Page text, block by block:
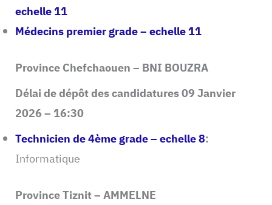
echelle 11
Médecins premier grade – echelle 11
Province Chefchaouen – BNI BOUZRA
Délai de dépôt des candidatures 09 Janvier
2026 – 16:30
Technicien de 4ème grade – echelle 8:
Informatique
Province Tiznit – AMMELNE